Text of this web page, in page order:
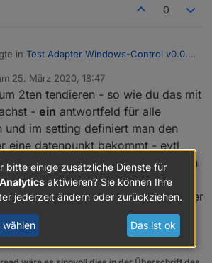
0
in Test Adapter Windows-Control v0.0.x
- man kann auch z.b.
?chk=chrome" aufrufen
ob dieses programm läuft
was eine gute Umsetzung wäre.
es gibt einen Datenpunktwindows-
PC.checkAppStatus als
da z.B.chromeein. Was soll dann
der Rückmeldung (true/false)?
dann in denselben Datenpunkt z.B.
/chrome:false ack:truegesetzt
ist der Use Case?
auch die Apps gescheduled prüfen,
für jedes in der Adapter-Konfig
25. März 2020, 18:47
von
2ten tendieren - so wie du das mit
- ein antwortfeld für alle
und im setting definiert man den
eine datenpunkt bekommt - evtl
format - also antwort und frage in
anfrage und antwort geht zwar aber
aufpassen - bei iobroker
bitte einige zusätzliche Dienste für
aktivieren? Sie können Ihre
jederzeit ändern oder zurückziehen.
wählen Das ist ok